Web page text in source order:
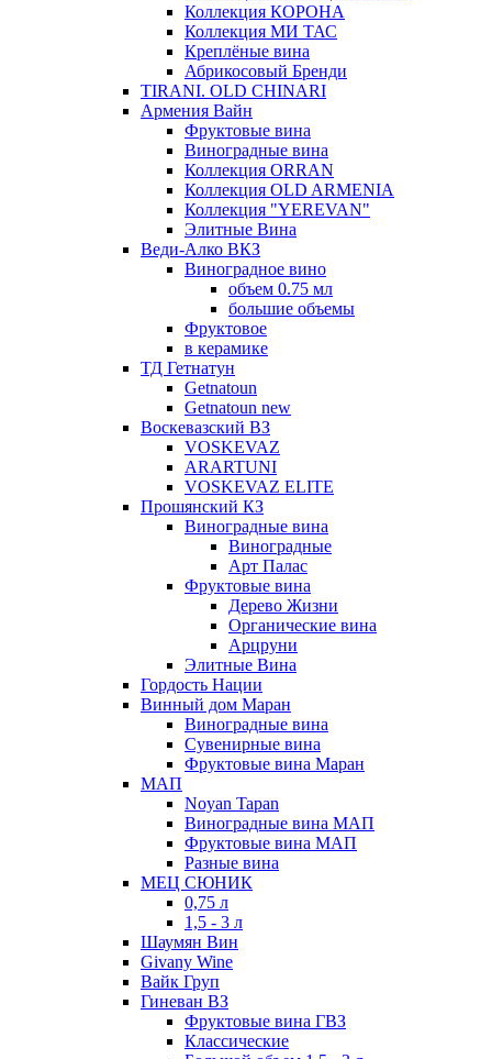
Коллекция КОРОНА
Коллекция МИ ТАС
Креплёные вина
Абрикосовый Бренди
TIRANI. OLD CHINARI
Армения Вайн
Фруктовые вина
Виноградные вина
Коллекция ORRAN
Коллекция OLD ARMENIA
Коллекция "YEREVAN"
Элитные Вина
Веди-Алко ВКЗ
Виноградное вино
объем 0.75 мл
большие объемы
Фруктовое
в керамике
ТД Гетнатун
Getnatoun
Getnatoun new
Воскевазский ВЗ
VOSKEVAZ
ARARTUNI
VOSKEVAZ ELITE
Прошянский КЗ
Виноградные вина
Виноградные
Арт Палас
Фруктовые вина
Дерево Жизни
Органические вина
Арцруни
Элитные Вина
Гордость Нации
Винный дом Маран
Виноградные вина
Сувенирные вина
Фруктовые вина Маран
МАП
Noyan Tapan
Виноградные вина МАП
Фруктовые вина МАП
Разные вина
МЕЦ СЮНИК
0,75 л
1,5 - 3 л
Шаумян Вин
Givany Wine
Вайк Груп
Гиневан ВЗ
Фруктовые вина ГВЗ
Классические